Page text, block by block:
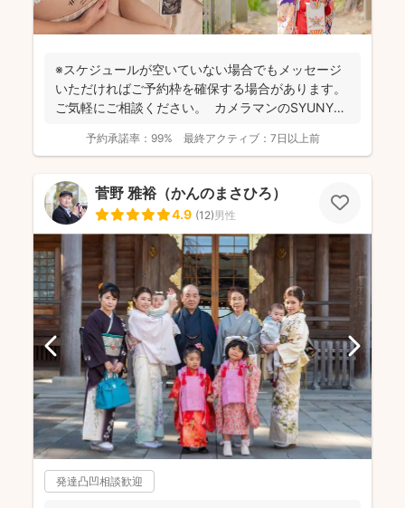
※スケジュールが空いていない場合でもメッセージ
いただければご予約枠を確保する場合があります。
ご気軽にご相談ください。 カメラマンのSYUNYA
予約承諾率： 99% 最終アクティブ： 7日以上前
菅野 雅裕（かんのまさひろ）
4.9 (12)男性
発達凸凹相談歓迎